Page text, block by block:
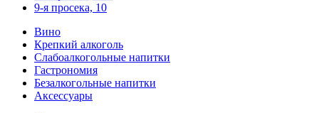
9-я просека, 10
Вино
Крепкий алкоголь
Слабоалкогольные напитки
Гастрономия
Безалкогольные напитки
Аксессуары